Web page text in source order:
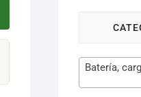
Batería, cargador